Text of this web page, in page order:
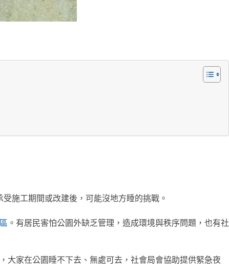
施工期間或改建後，可能沒地方睡的挑戰。
。有居民害怕公園外缺乏管理，造成環境與秩序問題，也有社
大家在公園睡不下去、無處可去，社會局會協助提供緊急夜